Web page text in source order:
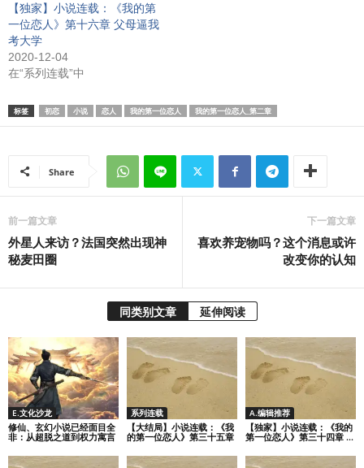
【独家】小说连载：《我的第
一位恋人》第十六章 父母逼我
考大学
2020-12-04
在“系列连载”中
标签 初恋 小说 恋人 我的第一位恋人 我的第一位恋人_第二章
Share
前一篇文章
外星人来访？法国突然出现神
秘麦田圈
下一篇文章
喜欢养宠物吗？这个消息或许
改变你的认知
同类别文章 延伸阅读
E.文化沙龙
修仙、玄幻小说已经面目全
非：从超脱之道到权力寓言
系列连载
【大结局】小说连载：《我
的第一位恋人》第三十五章
A.编辑推荐
【独家】小说连载：《我的
第一位恋人》第三十四章 ...